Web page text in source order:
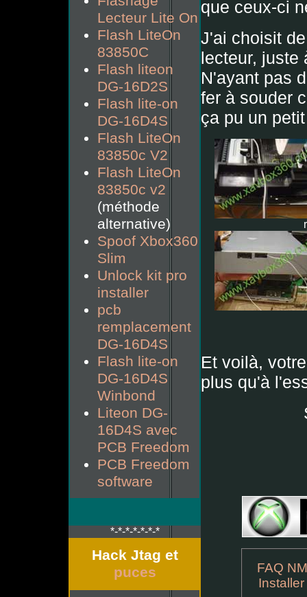
Lecteur Lite On
Flash LiteOn
83850C
Flash liteon
DG-16D2S
Flash lite-on
DG-16D4S
Flash LiteOn
83850c V2
Flash LiteOn
83850c v2
(méthode
alternative)
Spoof Xbox360
Slim
Unlock kit pro
installer
pcb
remplacement
DG-16D4S
Flash lite-on
DG-16D4S
Winbond
Liteon DG-
16D4S avec
PCB Freedom
PCB Freedom
software
*-*-*-*-*-*-*
Hack Jtag et
puces
que ceux-ci
J'ai choisit
lecteur, juste
N'ayant pas
fer à souder
ça pu un
Et voilà,
plus qu'à
FAQ